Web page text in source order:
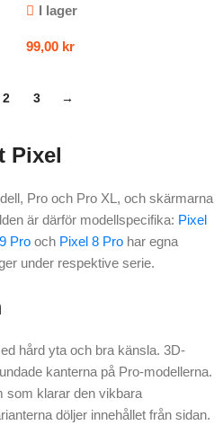
I lager
99,00 kr
2 3 →
Pixel
Pro och Pro XL, och skärmarna
är därför modellspecifika: Pixel
Pro och Pixel 8 Pro har egna
under respektive serie.
hård yta och bra känsla. 3D-
kanterna på Pro-modellerna.
som klarar den vikbara
döljer innehållet från sidan.